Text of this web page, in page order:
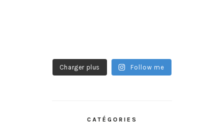
Charger plus Follow me
CATÉGORIES